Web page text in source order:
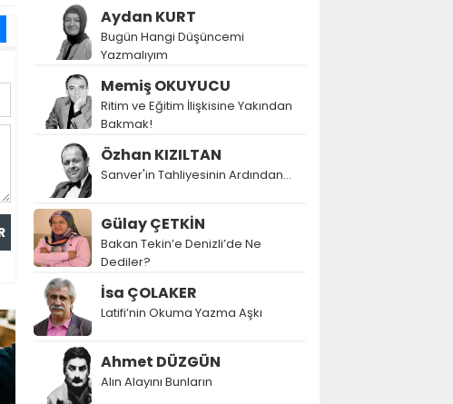
Aydan KURT
Bugün Hangi Düşüncemi
Yazmalıyım
Memiş OKUYUCU
Ritim ve Eğitim İlişkisine Yakından
Bakmak!
Özhan KIZILTAN
Sanver'in Tahliyesinin Ardından…
Gülay ÇETKİN
Bakan Tekin’e Denizli’de Ne
Dediler?
İsa ÇOLAKER
Latifi’nin Okuma Yazma Aşkı
Ahmet DÜZGÜN
Alın Alayını Bunların